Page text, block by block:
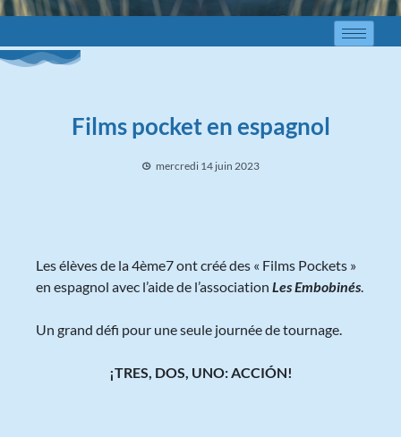
Films pocket en espagnol
mercredi 14 juin 2023
Les élèves de la 4ème7 ont créé des « Films Pockets »
en espagnol avec l’aide de l’association Les Embobinés.
Un grand défi pour une seule journée de tournage.
¡TRES, DOS, UNO: ACCIÓN!